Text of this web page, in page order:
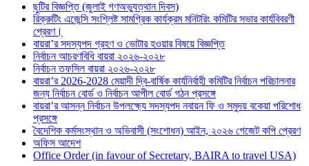
ছুটির বিজ্ঞপ্তি (জুলাই গণঅভ্যুত্থান দিবস)
রিক্রুটিং এজেন্সি সংশ্লিষ্ট সামগ্রিক কার্যক্রম মনিটরিং কমিটির সভার কার্যবিবরণী
প্রেরণ।
বায়রা’র সদস্যপদ গ্রহণ ও ভোটার হওয়ার বিষয়ে বিজ্ঞপ্তি
নির্বাচন আচরণবিধি বায়রা ২০২৬-২০২৮
নির্বাচন তফসিল বায়রা ২০২৬-২০২৮
বায়রা’র 2026-2028 মেয়াদী দ্বি-বার্ষিক কার্যনির্বাহী কমিটির নির্বাচন পরিচালনার
জন্য নির্বাচন বোর্ড ও নির্বাচন আপীল বোর্ড গঠন প্রসঙ্গে
বায়রা’র আসন্ন নির্বাচন উপলক্ষ্যে সদস্যপদ নবায়ন ফি ও সমুদয় বকেয়া পরিশোধ
প্রসঙ্গে
বৈদেশিক কর্মসংস্থান ও অভিবাসী (সংশোধন) আইন, ২০২৬ গেজেট কপি প্রেরণ
অফিস আদেশ
Office Order (in favour of Secretary, BAIRA to travel USA)